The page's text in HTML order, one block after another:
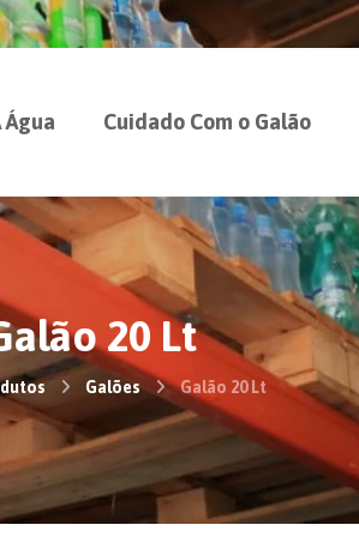
Água Cuidado Com o Galão
20 Lt
Galões Galão 20 Lt